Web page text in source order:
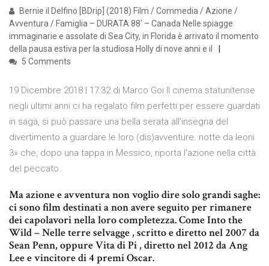
Bernie il Delfino [BDrip] (2018) Film / Commedia / Azione /
Avventura / Famiglia – DURATA 88′ – Canada Nelle spiagge
immaginarie e assolate di Sea City, in Florida è arrivato il momento
della pausa estiva per la studiosa Holly di nove anni e il
5 Comments
19 Dicembre 2018 | 17:32 di Marco Goi Il cinema statunitense
negli ultimi anni ci ha regalato film perfetti per essere guardati
in saga, si può passare una bella serata all'insegna del
divertimento a guardare le loro (dis)avventure. notte da leoni
3» che, dopo una tappa in Messico, riporta l'azione nella città
del peccato.
Ma azione e avventura non voglio dire solo grandi saghe:
ci sono film destinati a non avere seguito per rimanere
dei capolavori nella loro completezza. Come Into the
Wild – Nelle terre selvagge , scritto e diretto nel 2007 da
Sean Penn, oppure Vita di Pi , diretto nel 2012 da Ang
Lee e vincitore di 4 premi Oscar.